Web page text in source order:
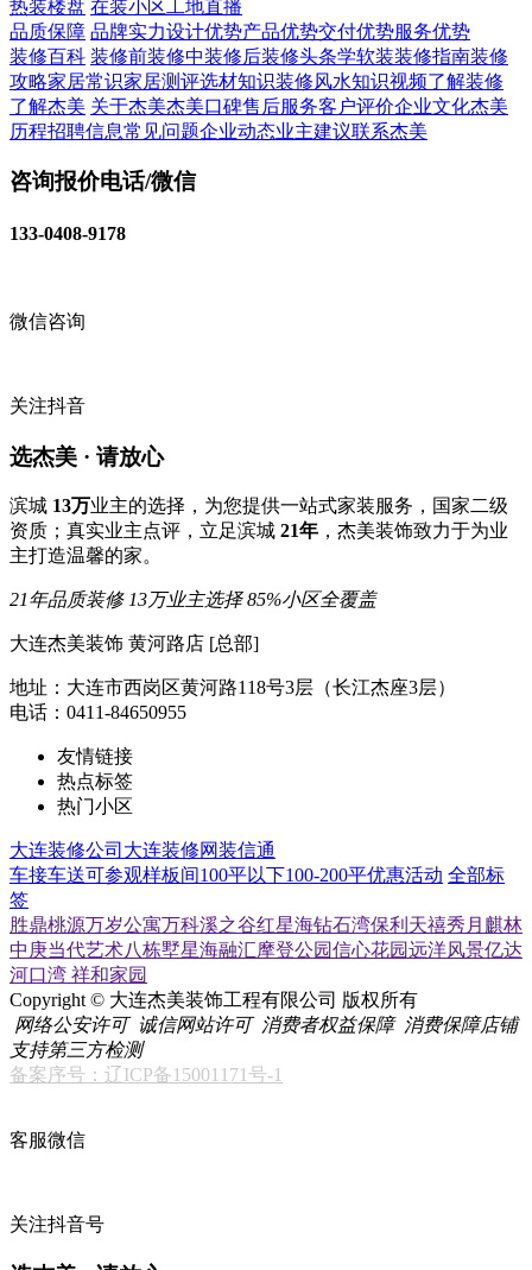
热装楼盘 在装小区工地直播
品质保障 品牌实力设计优势产品优势交付优势服务优势
装修百科 装修前装修中装修后装修头条学软装装修指南装修
攻略家居常识家居测评选材知识装修风水知识视频了解装修
了解杰美 关于杰美杰美口碑售后服务客户评价企业文化杰美
历程招聘信息常见问题企业动态业主建议联系杰美
咨询报价电话/微信
133-0408-9178
微信咨询
关注抖音
选杰美 · 请放心
滨城 13万业主的选择，为您提供一站式家装服务，国家二级
资质；真实业主点评，立足滨城 21年 ，杰美装饰致力于为业
主打造温馨的家。
21年品质装修 13万业主选择 85%小区全覆盖
大连杰美装饰 黄河路店 [总部]
地址：大连市西岗区黄河路118号3层（长江杰座3层）
电话：0411-84650955
友情链接
热点标签
热门小区
大连装修公司 大连装修网装信通
车接车送可参观样板间100平以下100-200平优惠活动 全部标
签
胜鼎桃源万岁公寓万科溪之谷红星海钻石湾保利天禧秀月麒林
中庚当代艺术八栋墅星海融汇摩登公园信心花园远洋风景亿达
河口湾 祥和家园
Copyright © 大连杰美装饰工程有限公司 版权所有
网络公安许可 诚信网站许可 消费者权益保障 消费保障店铺
支持第三方检测
备案序号：辽ICP备15001171号-1
客服微信
关注抖音号